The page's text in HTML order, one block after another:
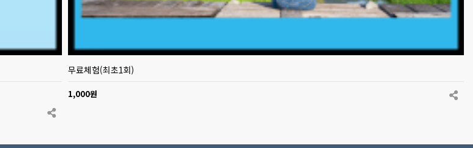
무료체험(최초1회)
1,000원